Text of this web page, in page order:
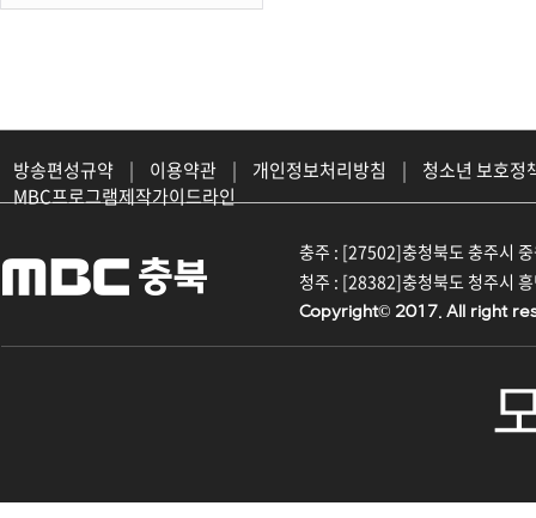
방송편성규약 | 이용약관 | 개인정보처리방침 |
청소년 보호정
MBC프로그램제작가이드라인
충주 : [27502]충청북도 충주시
청주 : [28382]충청북도 청주시
Copyright© 2017. All right